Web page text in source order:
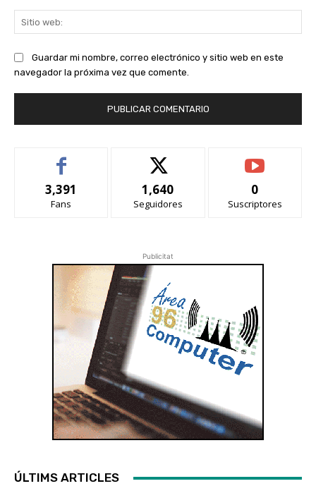
Guardar mi nombre, correo electrónico y sitio web en este
navegador la próxima vez que comente.
3,391
Fans
1,640
Seguidores
0
Suscriptores
Publicitat
ÚLTIMS ARTICLES